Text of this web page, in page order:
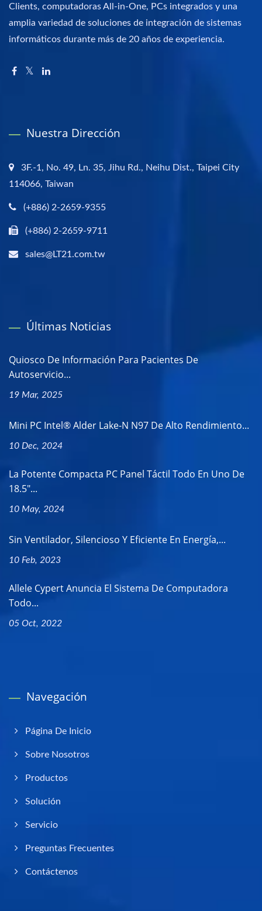
Clients, computadoras All-in-One, PCs integrados y una
amplia variedad de soluciones de integración de sistemas
informáticos durante más de 20 años de experiencia.
Nuestra Dirección
3F.-1, No. 49, Ln. 35, Jihu Rd., Neihu Dist., Taipei City
114066, Taiwan
(+886) 2-2659-9355
(+886) 2-2659-9711
sales@LT21.com.tw
Últimas Noticias
Quiosco De Información Para Pacientes De
Autoservicio...
19 Mar, 2025
Mini PC Intel® Alder Lake-N N97 De Alto Rendimiento...
10 Dec, 2024
La Potente Compacta PC Panel Táctil Todo En Uno De
18.5"...
10 May, 2024
Sin Ventilador, Silencioso Y Eficiente En Energía,...
10 Feb, 2023
Allele Cypert Anuncia El Sistema De Computadora
Todo...
05 Oct, 2022
Navegación
Página De Inicio
Sobre Nosotros
Productos
Solución
Servicio
Preguntas Frecuentes
Contáctenos